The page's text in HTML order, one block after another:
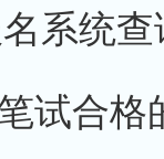
系统
合格